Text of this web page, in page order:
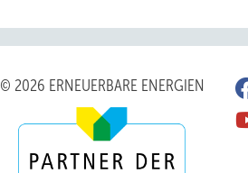
© 2026 ERNEUERBARE ENERGIEN